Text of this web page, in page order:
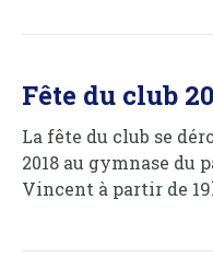
Fête du club
La fête du club se
2018 au gymnase du
Vincent à partir de